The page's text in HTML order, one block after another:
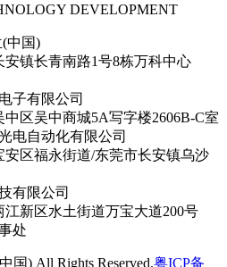
DEVELOPMENT
中国)
安镇长青南路1号8栋万科中心
子有限公司
区吴中商城5A写字楼2606B-C室
电自动化有限公司
安区福永街道/东莞市长安镇乌沙
有限公司
新区水土街道万宝大道200号
处
国) All Rights Reserved.粤ICP备